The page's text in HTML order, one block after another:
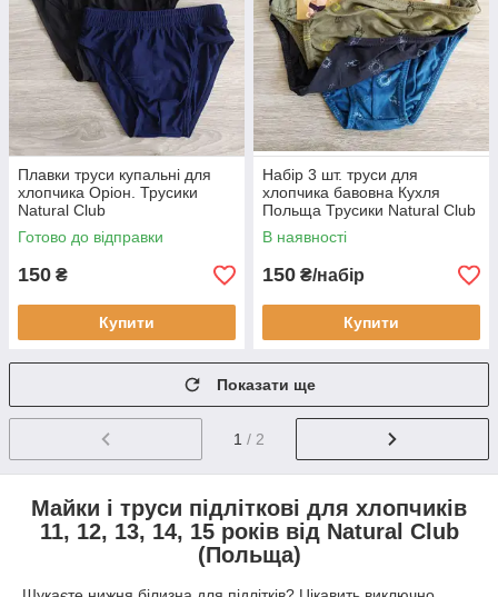
Плавки труси купальні для
хлопчика Оріон. Трусики
Natural Club
Готово до відправки
150 ₴
Купити
Набір 3 шт. труси для
хлопчика бавовна Кухля
Польща Трусики Natural Club
В наявності
150 ₴/набір
Купити
Показати ще
1 / 2
Майки і труси підліткові для хлопчиків
11, 12, 13, 14, 15 років від Natural Club
(Польща)